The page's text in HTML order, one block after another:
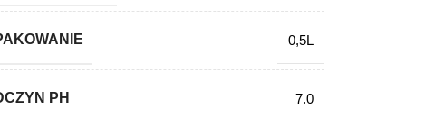
0,5L
PH 7.0